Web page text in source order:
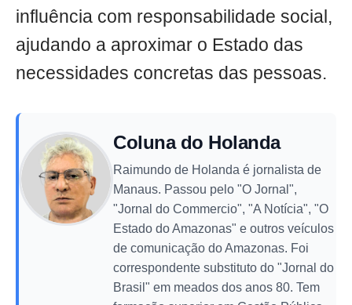
influência com responsabilidade social,
ajudando a aproximar o Estado das
necessidades concretas das pessoas.
Coluna do Holanda
Raimundo de Holanda é jornalista de
Manaus. Passou pelo "O Jornal",
"Jornal do Commercio", "A Notícia", "O
Estado do Amazonas" e outros veículos
de comunicação do Amazonas. Foi
correspondente substituto do "Jornal do
Brasil" em meados dos anos 80. Tem